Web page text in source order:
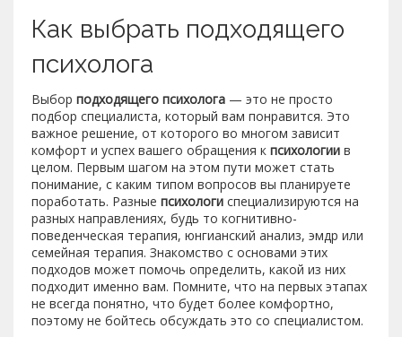
Как выбрать подходящего
психолога
Выбор подходящего психолога — это не просто
подбор специалиста, который вам понравится. Это
важное решение, от которого во многом зависит
комфорт и успех вашего обращения к психологии в
целом. Первым шагом на этом пути может стать
понимание, с каким типом вопросов вы планируете
поработать. Разные психологи специализируются на
разных направлениях, будь то когнитивно-
поведенческая терапия, юнгианский анализ, эмдр или
семейная терапия. Знакомство с основами этих
подходов может помочь определить, какой из них
подходит именно вам. Помните, что на первых этапах
не всегда понятно, что будет более комфортно,
поэтому не бойтесь обсуждать это со специалистом.